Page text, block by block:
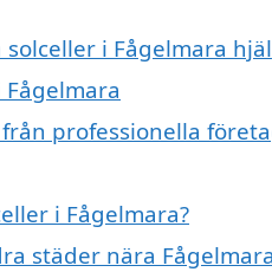
i Fågelmara
professionella
i Fågelmara?
städer nära Fågelmara